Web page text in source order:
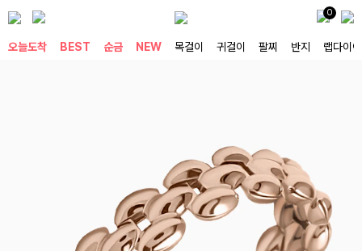
0
오늘도착 BEST 순금 NEW 목걸이 귀걸이 팔찌 반지 랩다이아